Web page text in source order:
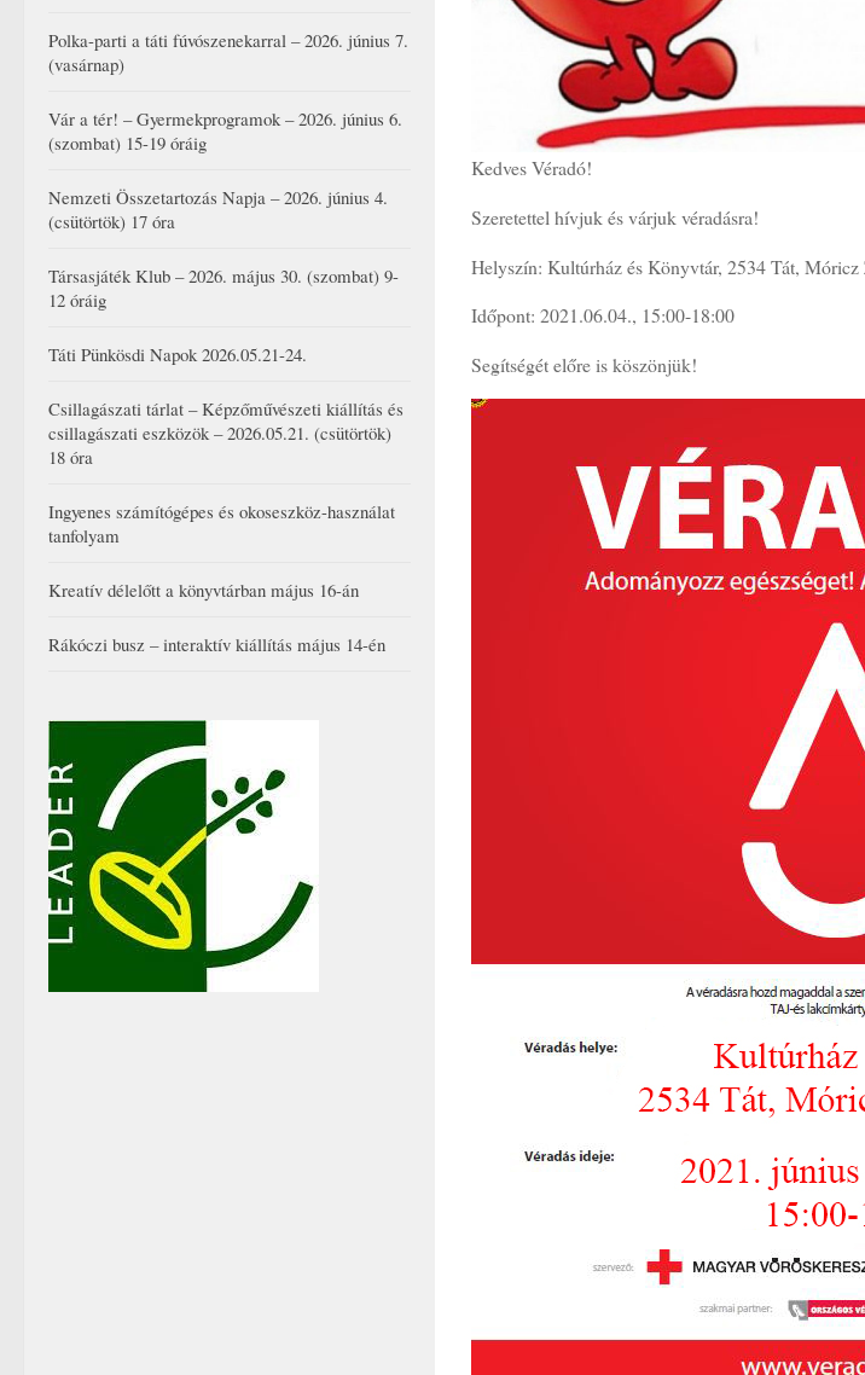
Kedves Véradó!
Szeretettel hívjuk és várjuk véradásra!
Helyszín: Kultúrház és Könyvtár, 2534 Tát, Móricz
Időpont: 2021.06.04., 15:00-18:00
Segítségét előre is köszönjük!
Polka-parti a táti fúvószenekarral – 2026. június 7.
(vasárnap)
Vár a tér! – Gyermekprogramok – 2026. június 6.
(szombat) 15-19 óráig
Nemzeti Összetartozás Napja – 2026. június 4.
(csütörtök) 17 óra
Társasjáték Klub – 2026. május 30. (szombat) 9-
12 óráig
Táti Pünkösdi Napok 2026.05.21-24.
Csillagászati tárlat – Képzőművészeti kiállítás és
csillagászati eszközök – 2026.05.21. (csütörtök)
18 óra
Ingyenes számítógépes és okoseszköz-használat
tanfolyam
Kreatív délelőtt a könyvtárban május 16-án
Rákóczi busz – interaktív kiállítás május 14-én